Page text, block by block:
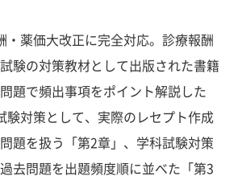
・薬価大改正に完全対応。診療報酬
験の対策教材として出版された書籍
題で頻出事項をポイント解説した
験対策として、実際のレセプト作成
題を扱う「第2章」、学科試験対策
去問題を出題頻度順に並べた「第3